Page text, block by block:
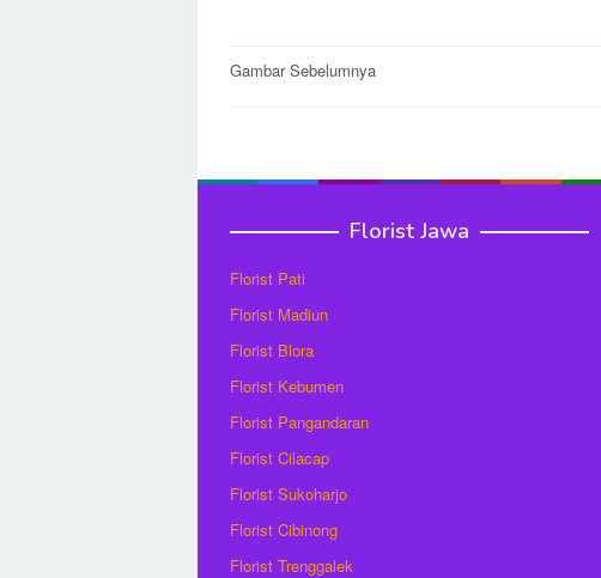
Post
Gambar Sebelumnya
Florist Jawa
Florist Pati
Florist Madiun
Florist Blora
Florist Kebumen
Florist Pangandaran
Florist Cilacap
Florist Sukoharjo
Florist Cibinong
Florist Trenggalek